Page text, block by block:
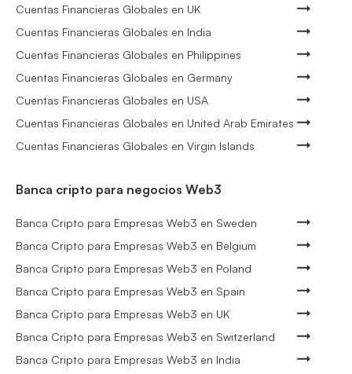
Cuentas Financieras Globales en UK
Cuentas Financieras Globales en India
Cuentas Financieras Globales en Philippines
Cuentas Financieras Globales en Germany
Cuentas Financieras Globales en USA
Cuentas Financieras Globales en United Arab Emirates
Cuentas Financieras Globales en Virgin Islands
Banca cripto para negocios Web3
Banca Cripto para Empresas Web3 en Sweden
Banca Cripto para Empresas Web3 en Belgium
Banca Cripto para Empresas Web3 en Poland
Banca Cripto para Empresas Web3 en Spain
Banca Cripto para Empresas Web3 en UK
Banca Cripto para Empresas Web3 en Switzerland
Banca Cripto para Empresas Web3 en India